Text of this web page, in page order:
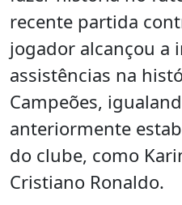
recente partida
jogador alcançou a
assistências na
Campeões,
anteriormente
do clube, como
Cristiano Ronaldo.